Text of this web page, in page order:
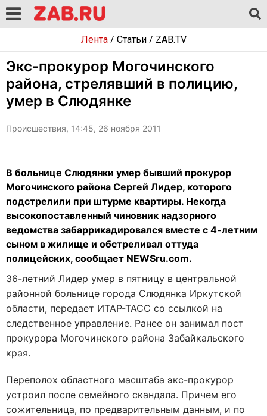
Лента/ Статьи/ ZAB.TV
Экс-прокурор Могочинского
района, стрелявший в полицию,
умер в Слюдянке
Происшествия, 14:45, 26 ноября 2011
В больнице Слюдянки умер бывший прокурор
Могочинского района Сергей Лидер, которого
подстрелили при штурме квартиры. Некогда
высокопоставленный чиновник надзорного
ведомства забаррикадировался вместе с 4-летним
сыном в жилище и обстреливал оттуда
полицейских, сообщает NEWSru.com.
36-летний Лидер умер в пятницу в центральной
районной больнице города Слюдянка Иркутской
области, передает ИТАР-ТАСС со ссылкой на
следственное управление. Ранее он занимал пост
прокурора Могочинского района Забайкальского
края.
Переполох областного масштаба экс-прокурор
устроил после семейного скандала. Причем его
сожительница, по предварительным данным, и по